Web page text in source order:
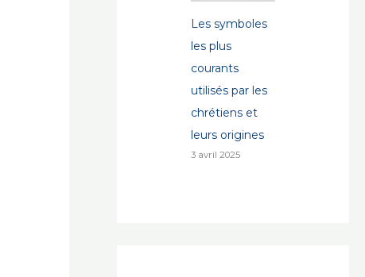
Les symboles
les plus
courants
utilisés par les
chrétiens et
leurs origines
3 avril 2025